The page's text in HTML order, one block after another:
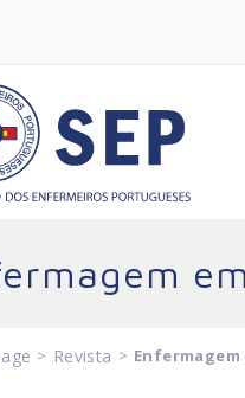
> Revista > Enfermagem